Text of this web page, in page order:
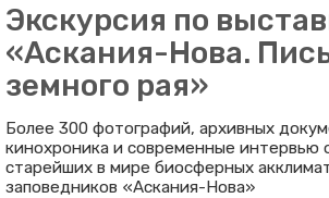
Экскурсия по
«Аскания-Нова.
земного рая»
Более 300 фотографий, архивных
кинохроника и современные интервью
старейших в мире биосферных
заповедников «Аскания-Нова»